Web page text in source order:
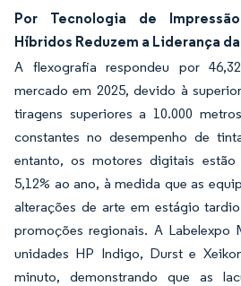
Por Tecnologia de
Híbridos Reduzem a Liderança
A flexografia respondeu por
mercado em 2025, devido à
tiragens superiores a 10.000
constantes no desempenho de
entanto, os motores digitais estão
5,12% ao ano, à medida que as
alterações de arte em estágio
promoções regionais. A Labelexpo
unidades HP Indigo, Durst e
minuto, demonstrando que as